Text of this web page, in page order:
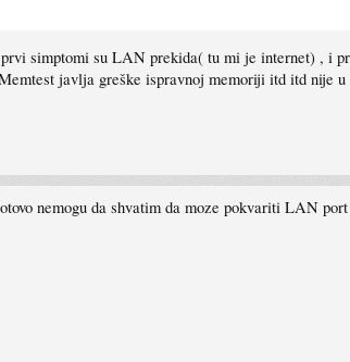
simptomi su LAN prekida( tu mi je internet) , i
javlja greške ispravnoj memoriji itd itd
nemogu da shvatim da moze pokvariti LAN